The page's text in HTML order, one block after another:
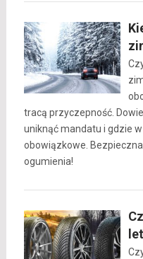
tracą przyczepność.
uniknąć mandatu i gdzie
obowiązkowe.
ogumienia!